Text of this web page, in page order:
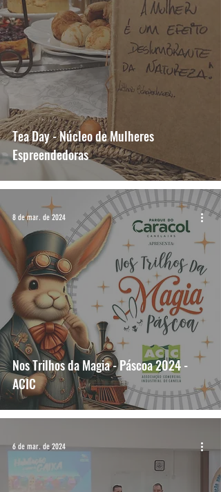
Tea Day - Núcleo de Mulheres
Espreendedoras
Nos Trilhos da Magia - Páscoa 2024 -
ACIC
8 de mar. de 2024
6 de mar. de 2024